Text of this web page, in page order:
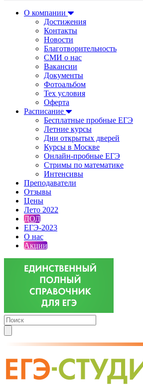
О компании
Достижения
Контакты
Новости
Благотворительность
СМИ о нас
Вакансии
Документы
Фотоальбом
Тех условия
Оферта
Расписание
Бесплатные пробные ЕГЭ
Летние курсы
Дни открытых дверей
Курсы в Москве
Онлайн-пробные ЕГЭ
Стримы по математике
Интенсивы
Преподаватели
Отзывы
Цены
Лето 2022
ДОД
ЕГЭ-2023
О нас
Акции